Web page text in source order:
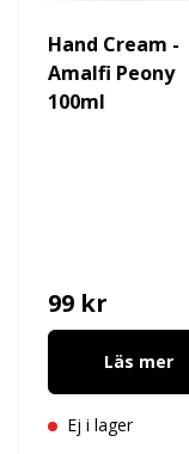
Hand Cream -
Amalfi Peony
100ml
99 kr
Läs mer
Ej i lager